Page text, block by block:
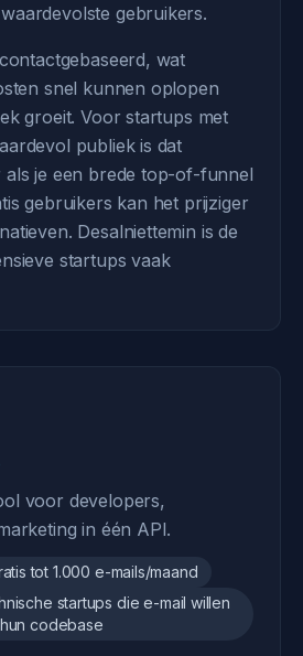
gebruikers.
wat
snel kunnen oplopen
groeit. Voor startups met
publiek is dat
als je een brede top-of-funnel
gebruikers kan het prijziger
Desalniettemin is de
startups vaak
voor developers,
in één API.
tot 1.000 e-mails/maand
startups die e-mail willen
codebase